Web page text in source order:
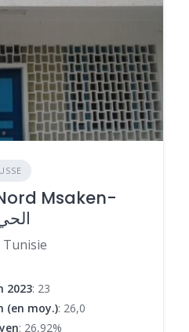
Msaken-
Tunisie
2023: 23
(en moy.): 26,0
: 26,92%